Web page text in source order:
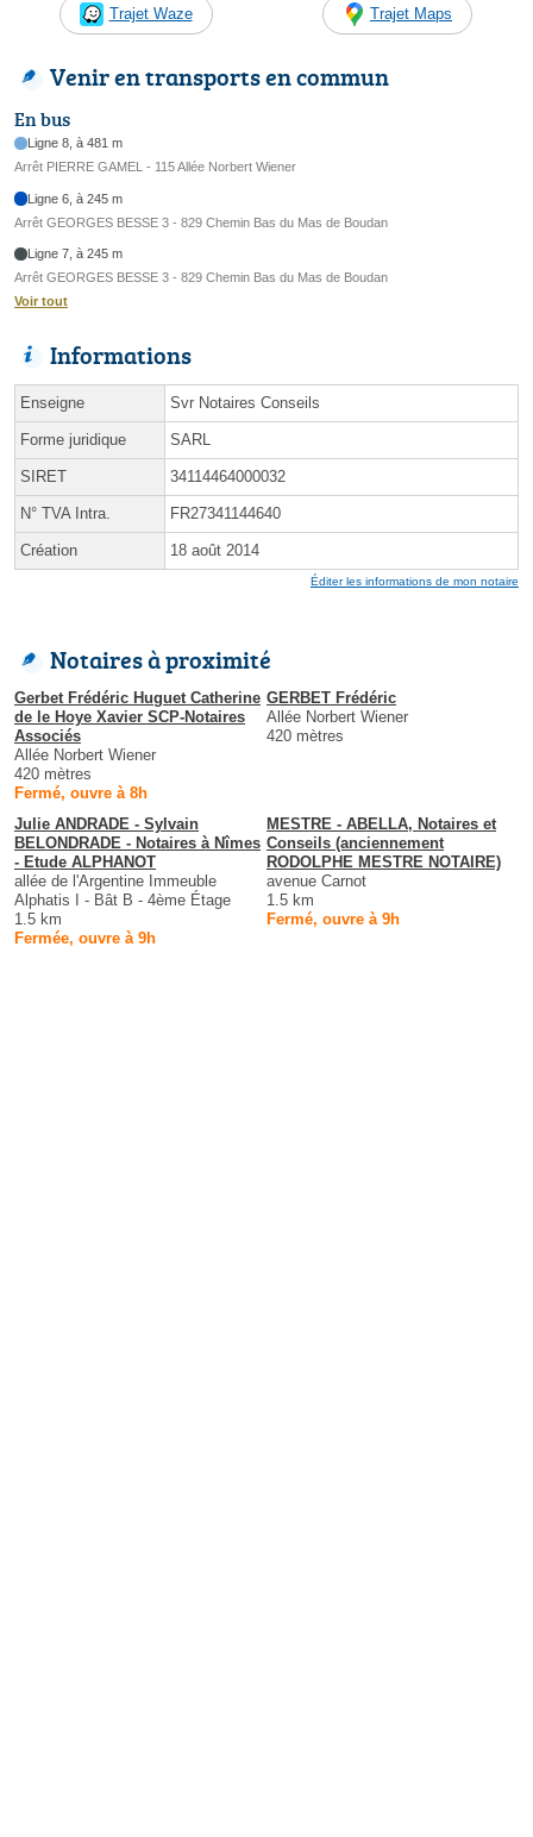
Trajet Waze Trajet Maps
Venir en transports en commun
En bus
Ligne 8, à 481 m
Arrêt PIERRE GAMEL - 115 Allée Norbert Wiener
Ligne 6, à 245 m
Arrêt GEORGES BESSE 3 - 829 Chemin Bas du Mas de Boudan
Ligne 7, à 245 m
Arrêt GEORGES BESSE 3 - 829 Chemin Bas du Mas de Boudan
Voir tout
Informations
Enseigne Svr Notaires Conseils
Forme juridique SARL
SIRET 34114464000032
N° TVA Intra. FR27341144640
Création 18 août 2014
Éditer les informations de mon notaire
Notaires à proximité
Gerbet Frédéric Huguet Catherine
de le Hoye Xavier SCP-Notaires
Associés
Allée Norbert Wiener
420 mètres
Fermé, ouvre à 8h
GERBET Frédéric
Allée Norbert Wiener
420 mètres
Julie ANDRADE - Sylvain
BELONDRADE - Notaires à Nîmes
- Etude ALPHANOT
allée de l'Argentine Immeuble
Alphatis I - Bât B - 4ème Étage
1.5 km
Fermée, ouvre à 9h
MESTRE - ABELLA, Notaires et
Conseils (anciennement
RODOLPHE MESTRE NOTAIRE)
avenue Carnot
1.5 km
Fermé, ouvre à 9h